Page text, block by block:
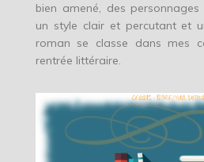
bien amené, des
un style clair et percutant et
roman se classe dans mes
rentrée littéraire.